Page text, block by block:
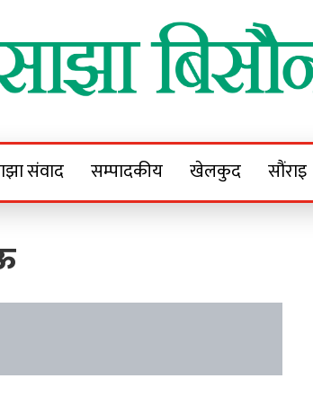
Bisaunee
संवाद सम्पादकीय खेलकुद सौंराइ